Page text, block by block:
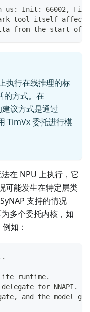
us: Init: 66002, First
tool itself
from the start of
执行在线推理的标
的方式。在
议方式是通过
TimVx 委托进行模
在 NPU 上执行，它
可能发生在特定层类
支持的情况
多个委托内核，如
如：
runtime.
for NNAPI.
and the model